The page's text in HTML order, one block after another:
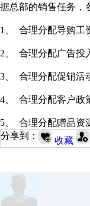
据总部的销售任务，
1、 合理分配导购工
2、 合理分配广告投
3、 合理分配促销活
4、 合理分配客户政
5、 合理分配赠品资
分享到：
收藏